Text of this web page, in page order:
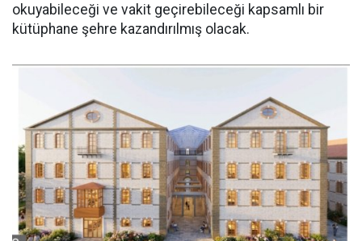
okuyabileceği ve vakit geçirebileceği kapsamlı bir
kütüphane şehre kazandırılmış olacak.